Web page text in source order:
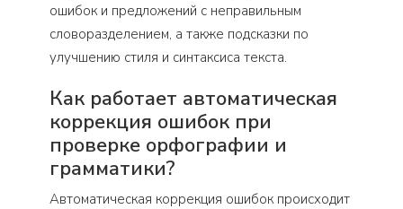
ошибок и предложений с неправильным
словоразделением, а также подсказки по
улучшению стиля и синтаксиса текста.
Как работает автоматическая
коррекция ошибок при
проверке орфографии и
грамматики?
Автоматическая коррекция ошибок происходит